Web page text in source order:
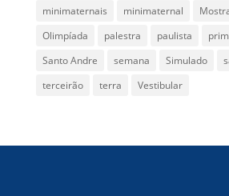
minimaternais
minimaternal
Olimpíada
palestra paulista
Santo Andre
semana Simulado
terceirão
terra Vestibular